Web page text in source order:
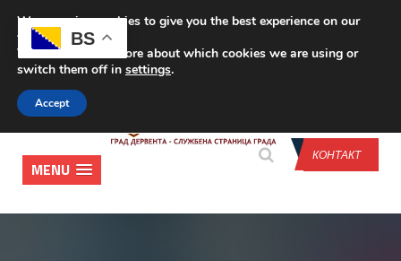
CONTACT US
КОНТАКТ
MENU
BS
We are using cookies to give you the best experience on our
website.
You can find out more about which cookies we are using or
switch them off in settings.
Accept